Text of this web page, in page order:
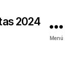
2024
Menú